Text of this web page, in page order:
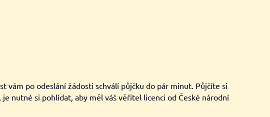
vám po odeslání žádosti schválí půjčku do pár minut. Půjčíte si
nutné si pohlídat, aby měl váš věřitel licenci od České národní